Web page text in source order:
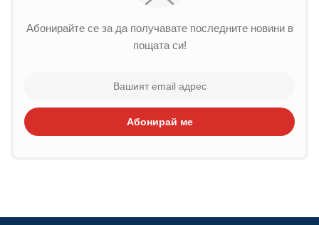
Абонирайте се за да получавате последните новини в
пощата си!
Абонирай ме